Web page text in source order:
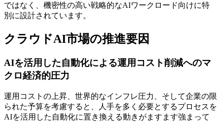
ではなく、機密性の高い戦略的なAIワークロード向けに特
別に設計されています。
クラウドAI市場の推進要因
AIを活用した自動化による運用コスト削減へのマ
クロ経済的圧力
運用コストの上昇、世界的なインフレ圧力、そして企業の限
られた予算を考慮すると、人手を多く必要とするプロセスを
AIを活用した自動化に置き換える動きがますます強まって